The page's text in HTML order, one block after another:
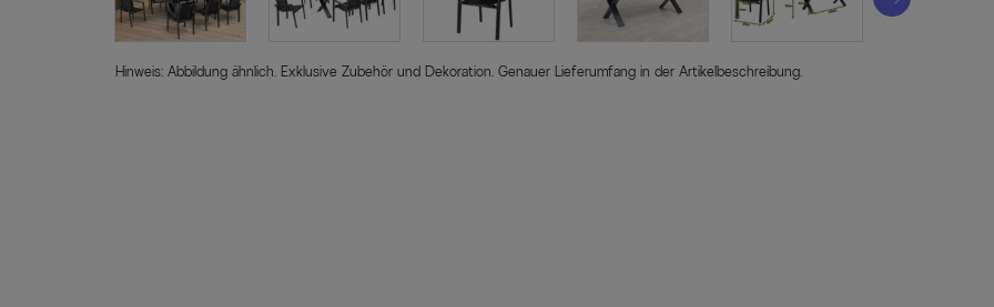
Hinweis: Abbildung ähnlich. Exklusive Zubehör und Dekoration. Genauer Lieferumfang in der Artikelbeschreibung.